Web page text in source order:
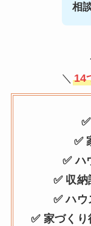
相
＼ 14
✅
✅ ハ
✅ 収
✅ ハ
✅ 家づく